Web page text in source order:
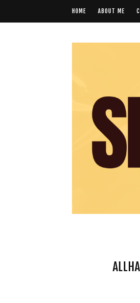
HOME ABOUT ME